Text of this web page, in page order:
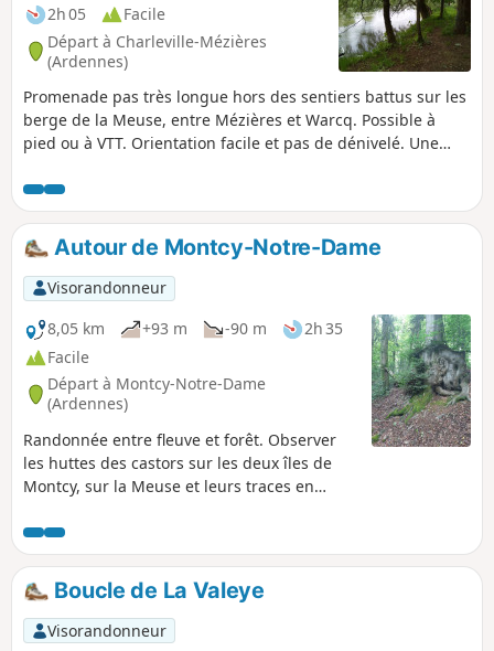
2h 05
Facile
Départ à Charleville-Mézières
(Ardennes)
Promenade pas très longue hors des sentiers battus sur les
berge de la Meuse, entre Mézières et Warcq. Possible à
pied ou à VTT. Orientation facile et pas de dénivelé. Une
Sormonne mais la majorité de la balade est dans la nature.
Autour de Montcy-Notre-Dame
Visorandonneur
8,05 km
+93 m -90 m
2h 35
Facile
Départ à Montcy-Notre-Dame
(Ardennes)
Randonnée entre fleuve et forêt. Observer
les huttes des castors sur les deux îles de
Montcy, sur la Meuse et leurs traces en
musée du linge. Autrefois, de nombreuses
maisons possédaient un lavoir et les
habitantes lavaient le linge des bourgeois
de Charleville. Montcy-Notre-Dame était
surnommée Montcy-les-Linges.
Boucle de La Valeye
Visorandonneur